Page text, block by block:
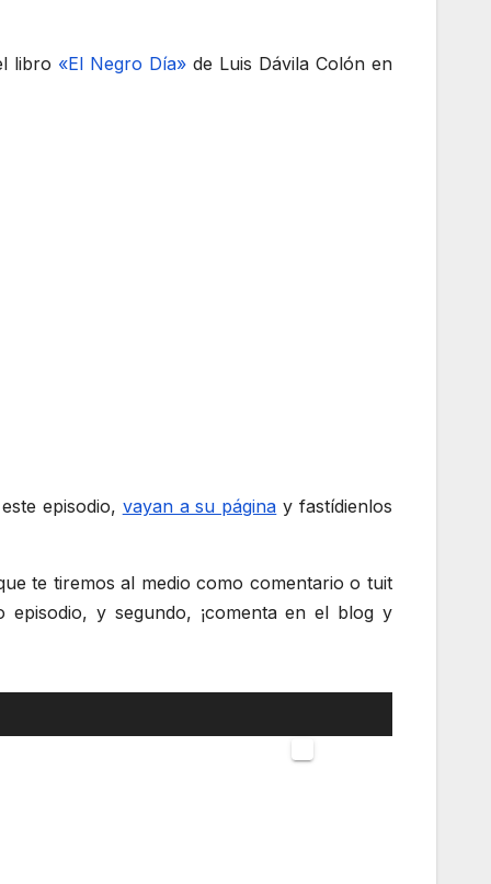
libro «El Negro Día» de Luis Dávila Colón en
episodio, vayan a su página y fastídienlos
te tiremos al medio como comentario o tuit
y segundo, ¡comenta en el blog y
las